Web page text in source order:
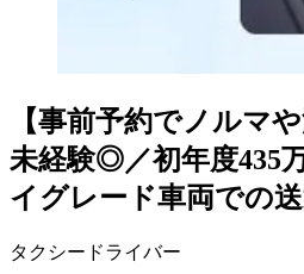
【事前予約でノルマ
未経験◎／初年度435
イグレード車両での
タクシードライバー